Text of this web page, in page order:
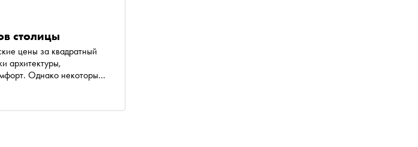
столицы
цены за квадратный
архитектуры,
Однако некоторые